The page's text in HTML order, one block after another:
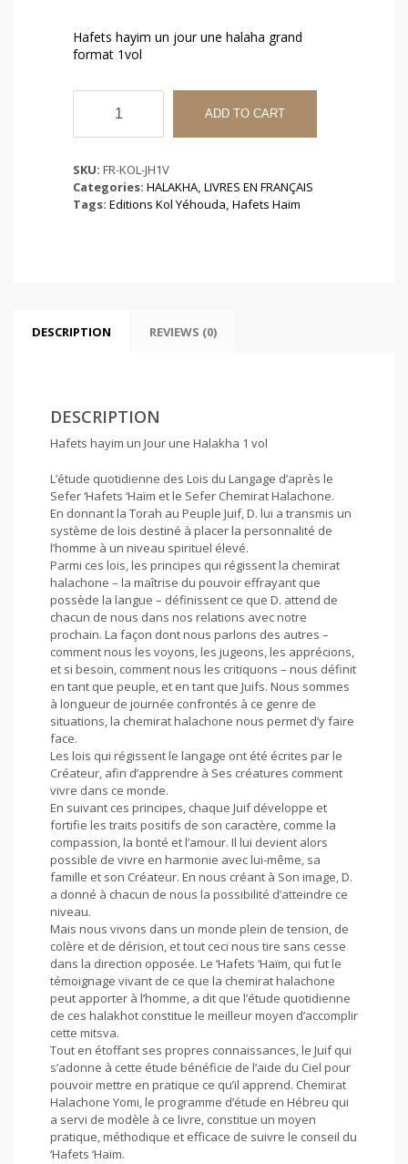
Hafets hayim un jour une halaha grand
format 1vol
Un
une
1
vol
quantity
ADD TO CART
SKU: FR-KOL-JH1V
Categories: HALAKHA, LIVRES EN FRANÇAIS
Tags: Editions Kol Yéhouda, Hafets Haïm
DESCRIPTION REVIEWS (0)
DESCRIPTION
Hafets hayim un Jour une Halakha 1 vol
L’étude quotidienne des Lois du Langage d’après le
Sefer ‘Hafets ‘Haïm et le Sefer Chemirat Halachone.
En donnant la Torah au Peuple Juif, D. lui a transmis un
système de lois destiné à placer la personnalité de
l’homme à un niveau spirituel élevé.
Parmi ces lois, les principes qui régissent la chemirat
halachone – la maîtrise du pouvoir effrayant que
possède la langue – définissent ce que D. attend de
chacun de nous dans nos relations avec notre
prochain. La façon dont nous parlons des autres –
comment nous les voyons, les jugeons, les apprécions,
et si besoin, comment nous les critiquons – nous définit
en tant que peuple, et en tant que Juifs. Nous sommes
à longueur de journée confrontés à ce genre de
situations, la chemirat halachone nous permet d’y faire
face.
Les lois qui régissent le langage ont été écrites par le
Créateur, afin d’apprendre à Ses créatures comment
vivre dans ce monde.
En suivant ces principes, chaque Juif développe et
fortifie les traits positifs de son caractère, comme la
compassion, la bonté et l’amour. Il lui devient alors
possible de vivre en harmonie avec lui-même, sa
famille et son Créateur. En nous créant à Son image, D.
a donné à chacun de nous la possibilité d’atteindre ce
niveau.
Mais nous vivons dans un monde plein de tension, de
colère et de dérision, et tout ceci nous tire sans cesse
dans la direction opposée. Le ‘Hafets ‘Haïm, qui fut le
témoignage vivant de ce que la chemirat halachone
peut apporter à l’homme, a dit que l’étude quotidienne
de ces halakhot constitue le meilleur moyen d’accomplir
cette mitsva.
Tout en étoffant ses propres connaissances, le Juif qui
s’adonne à cette étude bénéficie de l’aide du Ciel pour
pouvoir mettre en pratique ce qu’il apprend. Chemirat
Halachone Yomi, le programme d’étude en Hébreu qui
a servi de modèle à ce livre, constitue un moyen
pratique, méthodique et efficace de suivre le conseil du
‘Hafets ‘Haïm.